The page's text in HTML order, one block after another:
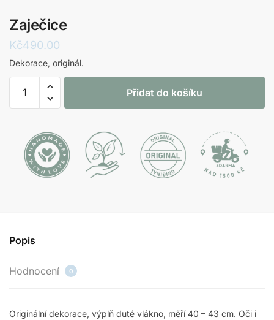
Zaječice
Kč490.00
Dekorace, originál.
množství
Přidat do košíku
Popis
Hodnocení 0
Originální dekorace, výplň duté vlákno, měří 40 – 43 cm. Oči i